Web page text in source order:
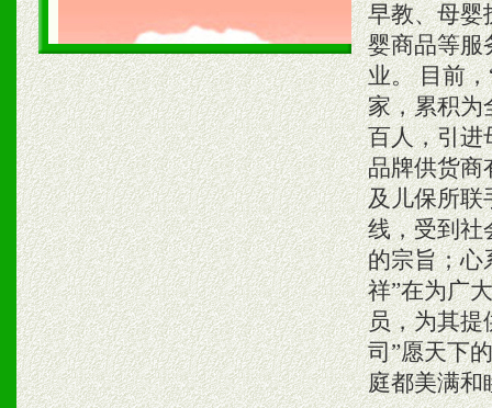
早教、母婴
婴商品等服
业。 目前
家，累积为
百人，引进
品牌供货商
及儿保所联
线，受到社
的宗旨；心
祥”在为广
员，为其提
司”愿天下
庭都美满和